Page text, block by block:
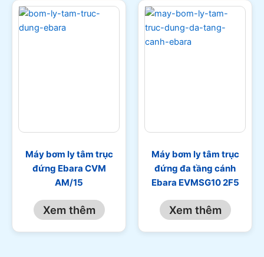
Máy bơm ly tâm trục
đứng Ebara CVM
AM/15
Xem thêm
Máy bơm ly tâm trục
đứng đa tầng cánh
Ebara EVMSG10 2F5
Xem thêm